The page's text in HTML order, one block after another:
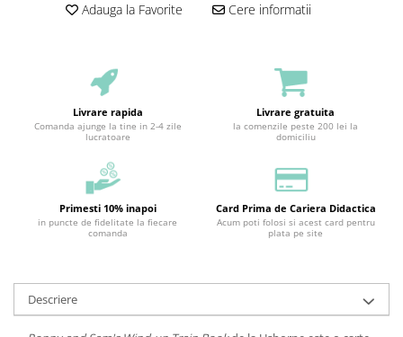
Adauga la Favorite Cere informatii
Livrare rapida
Comanda ajunge la tine in 2-4 zile
lucratoare
Livrare gratuita
la comenzile peste 200 lei la
domiciliu
Primesti 10% inapoi
in puncte de fidelitate la fiecare
comanda
Card Prima de Cariera Didactica
Acum poti folosi si acest card pentru
plata pe site
Descriere